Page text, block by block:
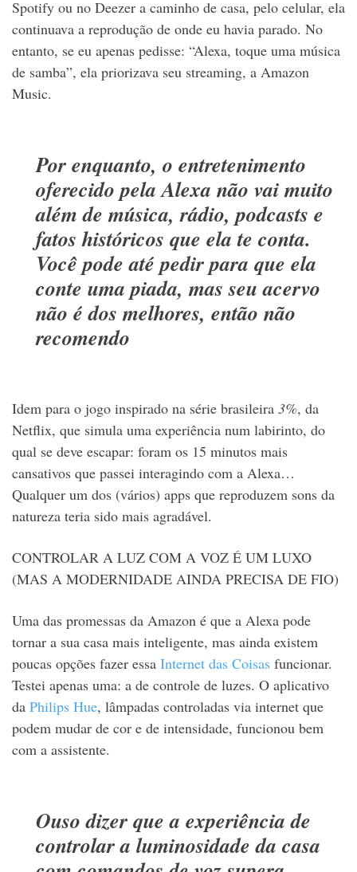
Spotify ou no Deezer a caminho de casa, pelo celular, ela
continuava a reprodução de onde eu havia parado. No
entanto, se eu apenas pedisse: “Alexa, toque uma música
de samba”, ela priorizava seu streaming, a Amazon
Music.
Por enquanto, o entretenimento
oferecido pela Alexa não vai muito
além de música, rádio, podcasts e
fatos históricos que ela te conta.
Você pode até pedir para que ela
conte uma piada, mas seu acervo
não é dos melhores, então não
recomendo
Idem para o jogo inspirado na série brasileira 3%, da
Netflix, que simula uma experiência num labirinto, do
qual se deve escapar: foram os 15 minutos mais
cansativos que passei interagindo com a Alexa…
Qualquer um dos (vários) apps que reproduzem sons da
natureza teria sido mais agradável.
CONTROLAR A LUZ COM A VOZ É UM LUXO
(MAS A MODERNIDADE AINDA PRECISA DE FIO)
Uma das promessas da Amazon é que a Alexa pode
tornar a sua casa mais inteligente, mas ainda existem
poucas opções fazer essa Internet das Coisas funcionar.
Testei apenas uma: a de controle de luzes. O aplicativo
da Philips Hue, lâmpadas controladas via internet que
podem mudar de cor e de intensidade, funcionou bem
com a assistente.
Ouso dizer que a experiência de
controlar a luminosidade da casa